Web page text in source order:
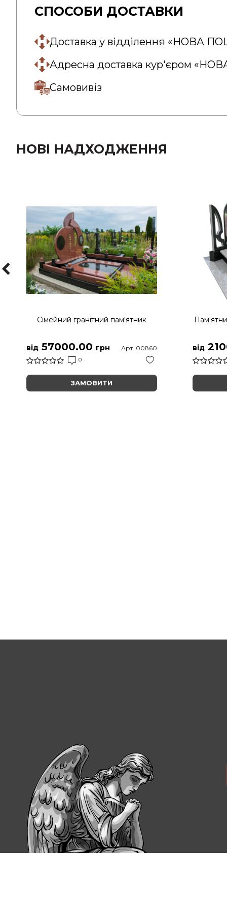
СПОСОБИ ДОСТАВКИ
Доставка у відділення «НОВА
Адресна доставка кур'єром
Самовивіз
НОВІ НАДХОДЖЕННЯ
Сімейний гранітний пам'ятник
від 57000.00 грн
0
Арт. 00860
ЗАМОВИТИ
від